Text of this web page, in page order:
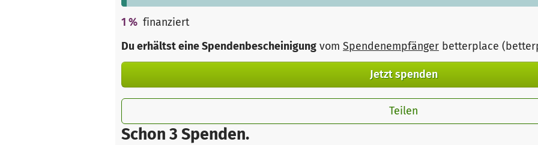
Schon 3 Spenden.
1 % finanziert
Du erhältst eine Spendenbescheinigung vom Spendenempfänger betterplace
Jetzt spenden
Teilen